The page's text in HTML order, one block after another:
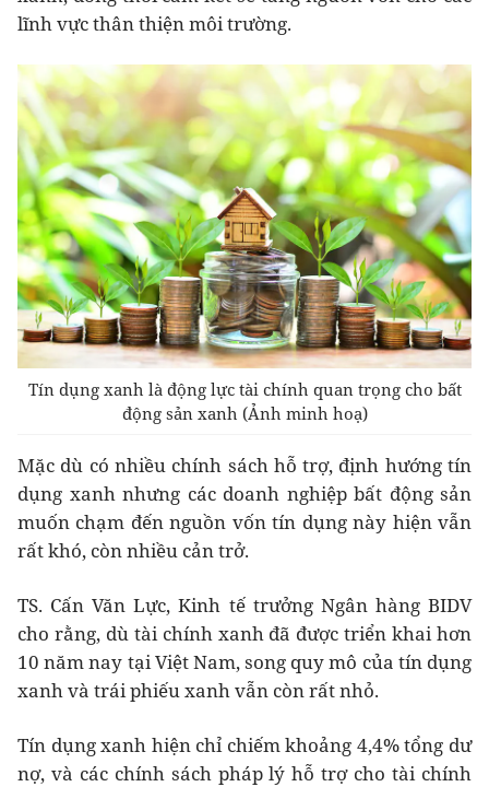
lĩnh vực thân thiện môi trường.
Tín dụng xanh là động lực tài chính quan trọng cho bất
động sản xanh (Ảnh minh hoạ)
Mặc dù có nhiều chính sách hỗ trợ, định hướng tín
dụng xanh nhưng các doanh nghiệp bất động sản
muốn chạm đến nguồn vốn tín dụng này hiện vẫn
rất khó, còn nhiều cản trở.
TS. Cấn Văn Lực, Kinh tế trưởng Ngân hàng BIDV
cho rằng, dù tài chính xanh đã được triển khai hơn
10 năm nay tại Việt Nam, song quy mô của tín dụng
xanh và trái phiếu xanh vẫn còn rất nhỏ.
Tín dụng xanh hiện chỉ chiếm khoảng 4,4% tổng dư
nợ, và các chính sách pháp lý hỗ trợ cho tài chính